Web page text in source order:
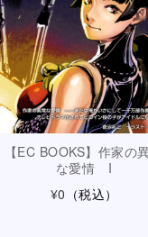
【EC BOOKS】作家の
な愛情 I
¥0 （税込）